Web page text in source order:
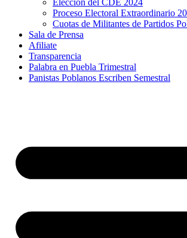
Proceso Electoral Extraordinario
Cuotas de Militantes de Partidos
Sala de Prensa
Afiliate
Transparencia
Palabra en Puebla Trimestral
Panistas Poblanos Escriben Semestral